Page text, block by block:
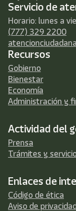
Servicio de
Horario: lunes a
(777) 329 2200
Recursos
Gobierno
Bienestar
Economía
Administración y
Actividad del
Prensa
Trámites y
Enlaces de
Código de ética
Aviso de